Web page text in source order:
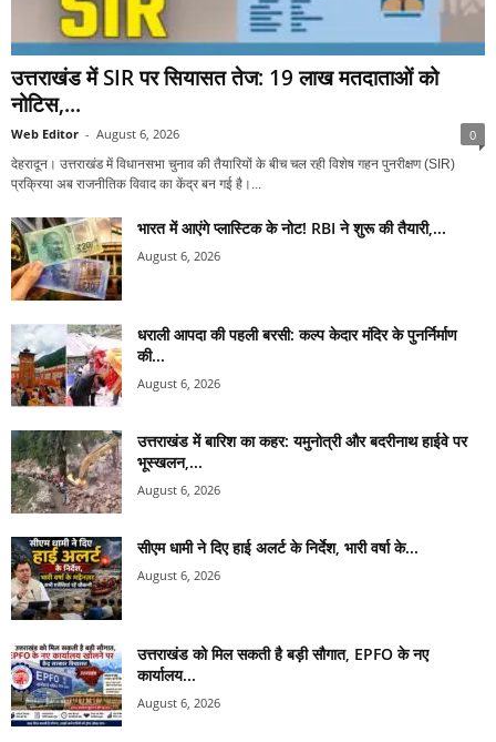
उत्तराखंड में SIR पर सियासत तेज: 19 लाख मतदाताओं को
नोटिस,...
Web Editor - August 6, 2026 0
देहरादून। उत्तराखंड में विधानसभा चुनाव की तैयारियों के बीच चल रही विशेष गहन पुनरीक्षण (SIR)
प्रक्रिया अब राजनीतिक विवाद का केंद्र बन गई है।...
भारत में आएंगे प्लास्टिक के नोट! RBI ने शुरू की तैयारी,...
August 6, 2026
धराली आपदा की पहली बरसी: कल्प केदार मंदिर के पुनर्निर्माण
की...
August 6, 2026
उत्तराखंड में बारिश का कहर: यमुनोत्री और बदरीनाथ हाईवे पर
भूस्खलन,...
August 6, 2026
सीएम धामी ने दिए हाई अलर्ट के निर्देश, भारी वर्षा के...
August 6, 2026
उत्तराखंड को मिल सकती है बड़ी सौगात, EPFO के नए
कार्यालय...
August 6, 2026